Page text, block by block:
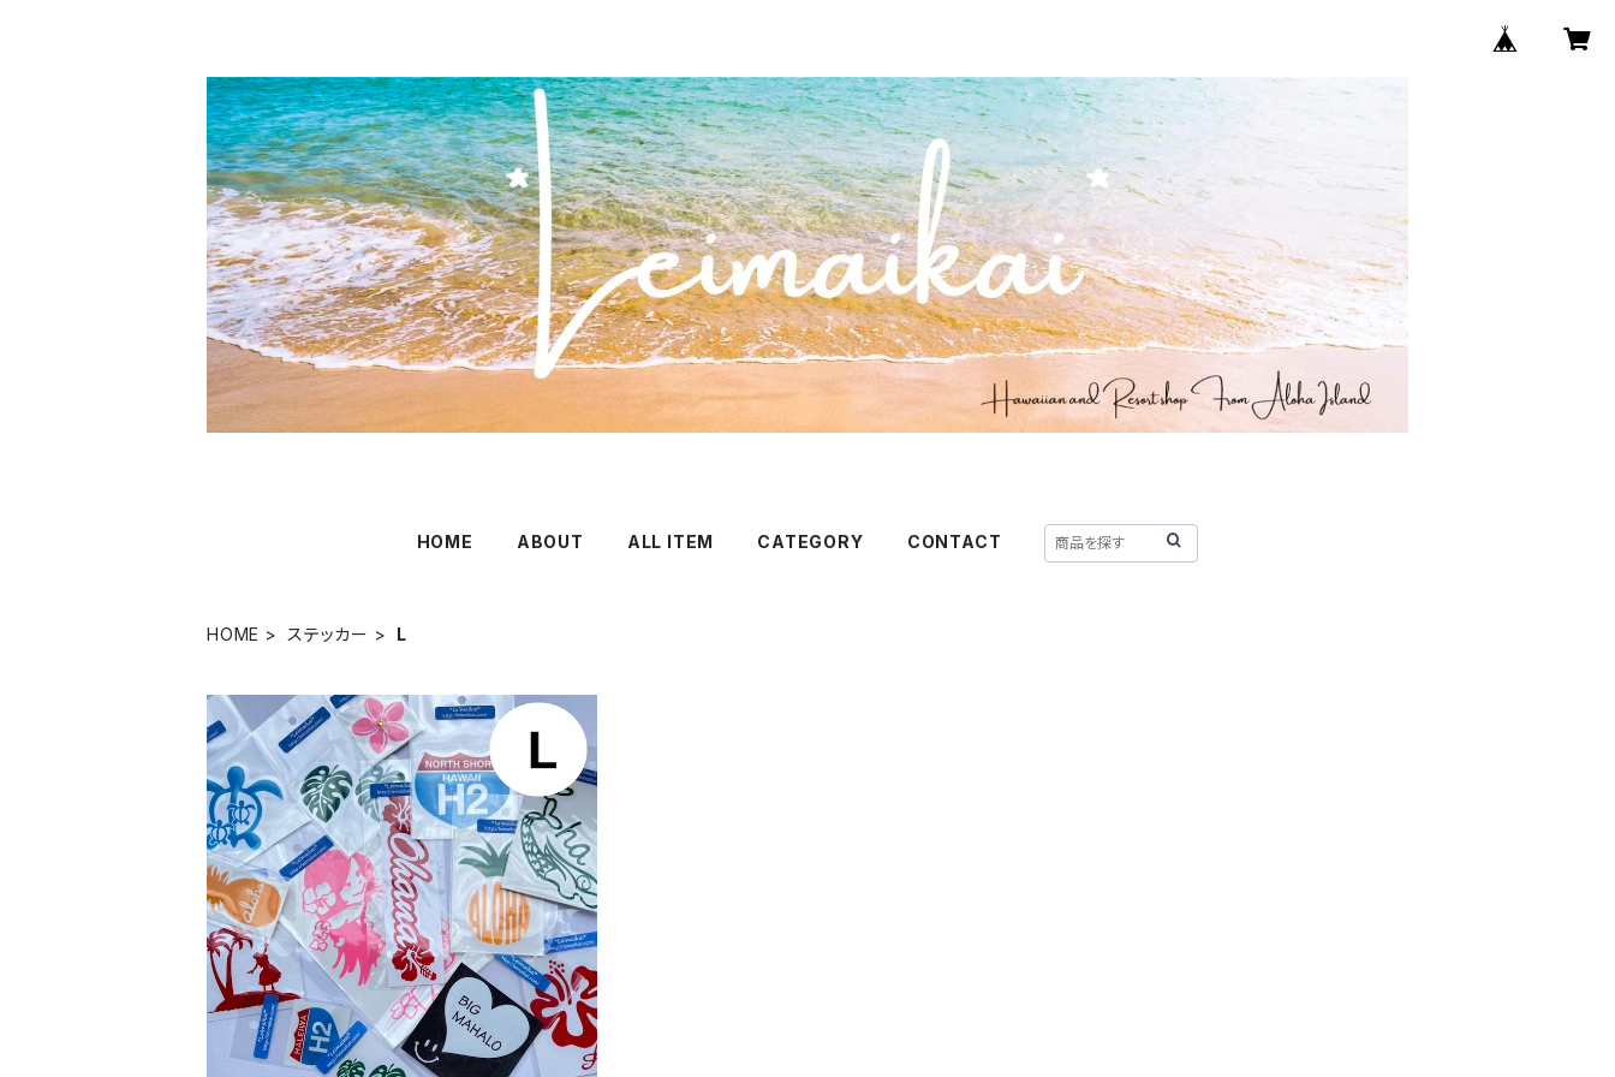
HOME ABOUT ALL ITEM CATEGORY CONTACT
HOME ステッカー L
【オリジナル】ハワイアンステッカー・Lサイズ
¥550